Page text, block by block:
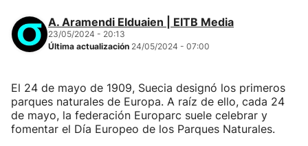
A. Aramendi Elduaien | EITB Media
23/05/2024 - 20:13
Última actualización 24/05/2024 - 07:00
El 24 de mayo de 1909, Suecia designó los primeros
parques naturales de Europa. A raíz de ello, cada 24
de mayo, la federación Europarc suele celebrar y
fomentar el Día Europeo de los Parques Naturales.